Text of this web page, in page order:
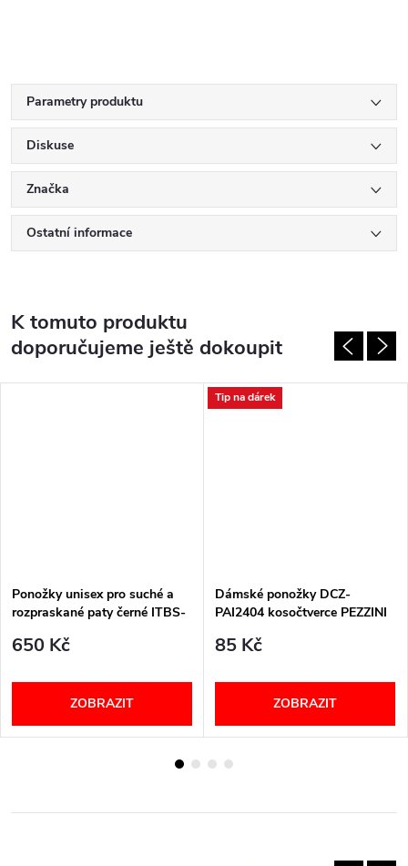
Parametry produktu
Diskuse
Značka
Ostatní informace
K tomuto produktu
doporučujeme ještě dokoupit
Ponožky unisex pro suché a
rozpraskané paty černé ITBS-
650 Kč
ZOBRAZIT
Tip na dárek
Dámské ponožky DCZ-
PAI2404 kosočtverce PEZZINI
85 Kč
ZOBRAZIT